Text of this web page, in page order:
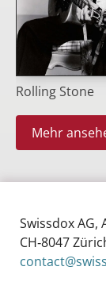
Rolling Stone
Mehr
Swissdox AG,
CH‑8047